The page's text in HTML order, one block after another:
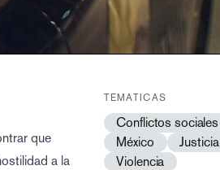
que
a la
TEMATICAS
Conflictos sociales
México
Justicia
Violencia